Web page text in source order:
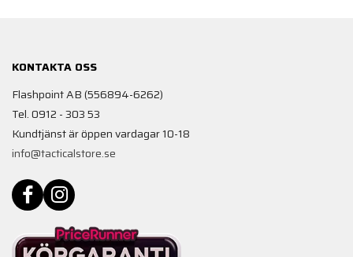
KONTAKTA OSS
Flashpoint AB (556894-6262)
Tel. 0912 - 303 53
Kundtjänst är öppen vardagar 10-18
info@tacticalstore.se